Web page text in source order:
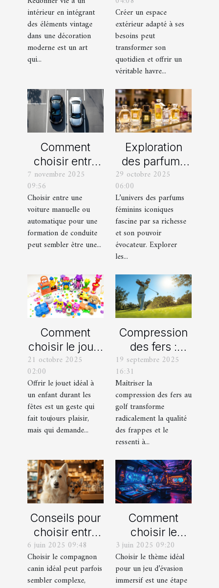
vintage dans
une décoration
moderne ?
intérieur en intégrant
des éléments vintage
dans une décoration
moderne est un art
qui...
terrasse et un
balcon pour
votre espace
extérieur ?
Créer un espace
extérieur adapté à ses
besoins peut
transformer son
quotidien et offrir un
véritable havre...
Comment
choisir entre
une voiture
manuelle ou
automatique
pour votre
formation de
conduite ?
7 novembre 2025
09:56
Choisir entre une
voiture manuelle ou
automatique pour une
formation de conduite
peut sembler être une...
Exploration
des parfums
féminins
iconiques et
leurs
variations
29 octobre 2025
06:00
L’univers des parfums
féminins iconiques
fascine par sa richesse
et son pouvoir
évocateur. Explorer
les...
Comment
choisir le jouet
parfait pour
chaque âge
durant les
fêtes ?
21 octobre 2025
02:00
Offrir le jouet idéal à
un enfant durant les
fêtes est un geste qui
fait toujours plaisir,
mais qui demande...
Compression
des fers :
comment
obtenir des
frappes plus
solides ?
19 septembre 2025
16:31
Maîtriser la
compression des fers au
golf transforme
radicalement la qualité
des frappes et le
ressenti à...
Conseils pour
choisir entre
un berger
blanc suisse
et un berger
6 juin 2025 09:48
Choisir le compagnon
canin idéal peut parfois
sembler complexe,
Comment
choisir le
thème parfait
pour votre
prochain jeu
3 juin 2025 09:20
Choisir le thème idéal
pour un jeu d’évasion
immersif est une étape